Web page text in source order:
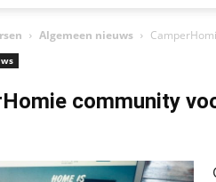
Algemeen nieuws
community